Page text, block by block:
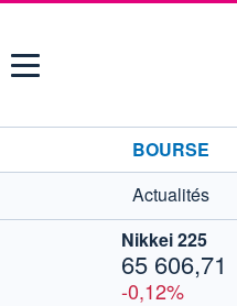
Menu
BOURSE
Actualités
Nikkei 225
65 606,71
-0,12%